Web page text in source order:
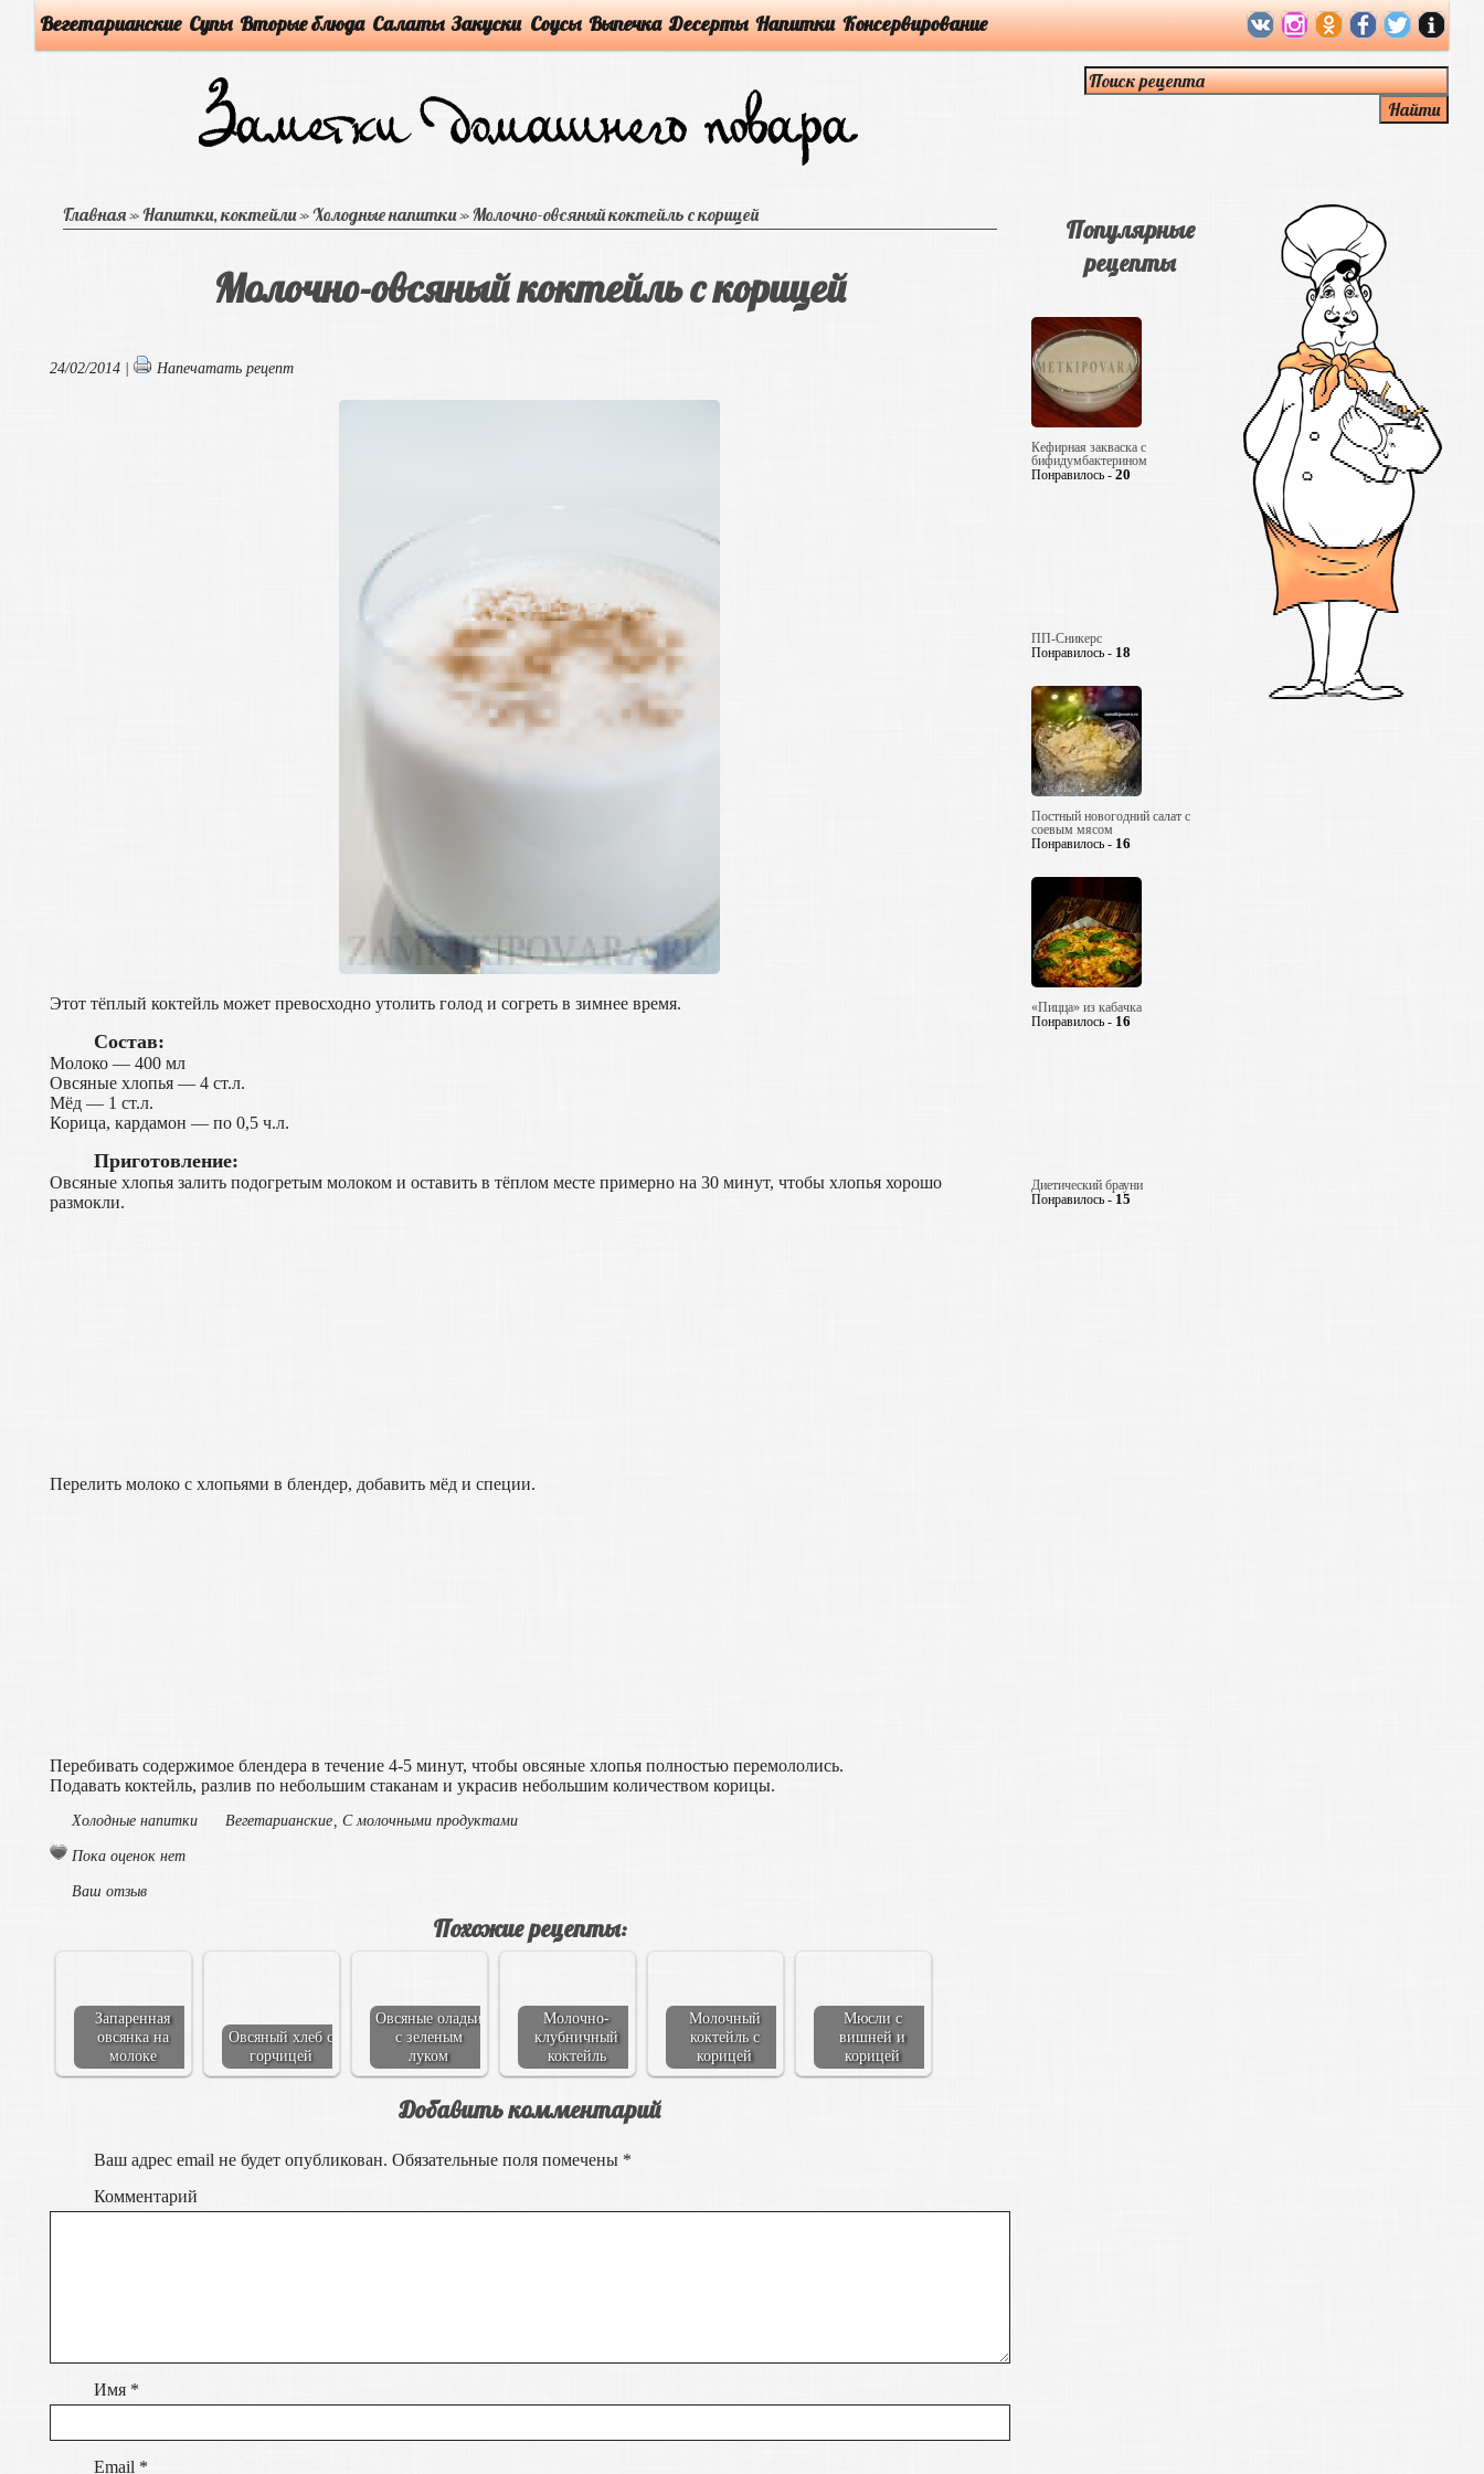
Вегетарианские Супы Вторые блюда Салаты Закуски Соусы Выпечка Десерты Напитки Консервирование
Главная»Напитки, коктейли»Холодные напитки»Молочно-овсяный коктейль с корицей
Молочно-овсяный коктейль с корицей
24/02/2014 | Напечатать рецепт
Этот тёплый коктейль может превосходно утолить голод и согреть в зимнее время.
Состав:
Молоко — 400 мл
Овсяные хлопья — 4 ст.л.
Мёд — 1 ст.л.
Корица, кардамон — по 0,5 ч.л.
Приготовление:
Овсяные хлопья залить подогретым молоком и оставить в тёплом месте примерно на 30 минут, чтобы хлопья хорошо
размокли.
Перелить молоко с хлопьями в блендер, добавить мёд и специи.
Перебивать содержимое блендера в течение 4-5 минут, чтобы овсяные хлопья полностью перемололись.
Подавать коктейль, разлив по небольшим стаканам и украсив небольшим количеством корицы.
Холодные напитки Вегетарианские,С молочными продуктами
Пока оценок нет
Ваш отзыв
Похожие рецепты:
Запаренная
овсянка на
молоке
Овсяный хлеб с
горчицей
Овсяные оладьи
с зеленым
луком
Молочно-
клубничный
коктейль
Молочный
коктейль с
корицей
Мюсли с
вишней и
корицей
Добавить комментарий
Ваш адрес email не будет опубликован. Обязательные поля помечены *
Комментарий
Имя *
Email *
Популярные
рецепты
Кефирная закваска с
бифидумбактерином
Понравилось - 20
ПП-Сникерс
Понравилось - 18
Постный новогодний салат с
соевым мясом
Понравилось - 16
«Пицца» из кабачка
Понравилось - 16
Диетический брауни
Понравилось - 15